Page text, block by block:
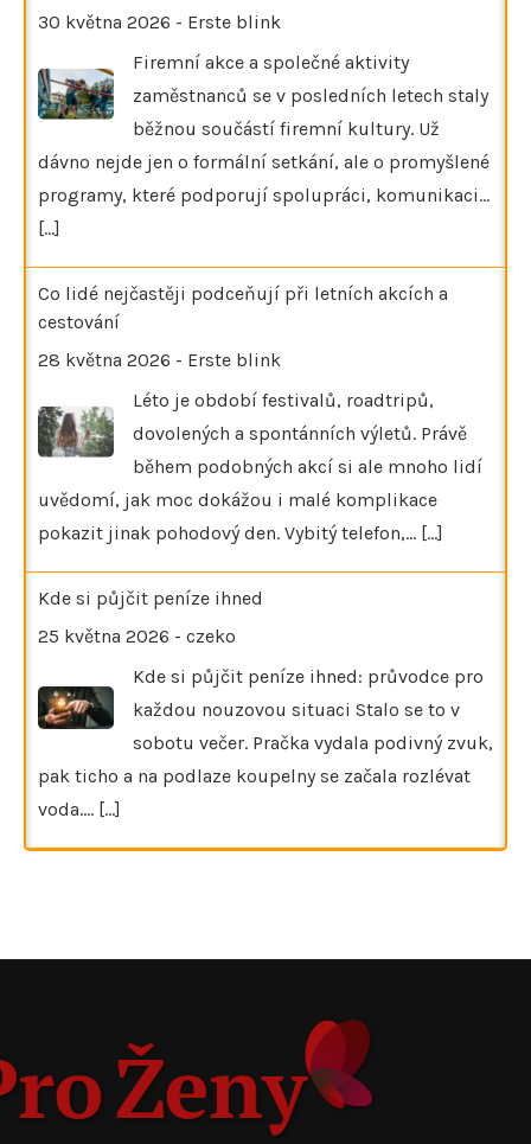
30 května 2026 - Erste blink
Firemní akce a společné aktivity
zaměstnanců se v posledních letech staly
běžnou součástí firemní kultury. Už
dávno nejde jen o formální setkání, ale o promyšlené
programy, které podporují spolupráci, komunikaci…
[...]
Co lidé nejčastěji podceňují při letních akcích a
cestování
28 května 2026 - Erste blink
Léto je období festivalů, roadtripů,
dovolených a spontánních výletů. Právě
během podobných akcí si ale mnoho lidí
uvědomí, jak moc dokážou i malé komplikace
pokazit jinak pohodový den. Vybitý telefon,… [...]
Kde si půjčit peníze ihned
25 května 2026 - czeko
Kde si půjčit peníze ihned: průvodce pro
každou nouzovou situaci Stalo se to v
sobotu večer. Pračka vydala podivný zvuk,
pak ticho a na podlaze koupelny se začala rozlévat
voda.… [...]